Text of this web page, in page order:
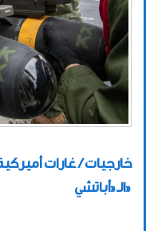
خارجيات / غارات
الـ«أباتشي»